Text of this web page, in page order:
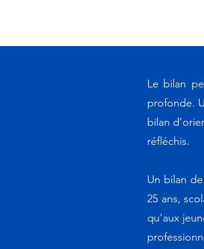
Le bilan
profonde.
bilan
réfléchis.
Un bilan
25 ans,
qu'aux